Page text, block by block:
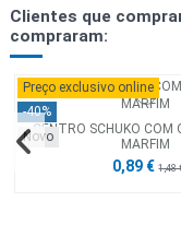
Clientes que
compraram:
Preço exclusivo online
-40%
Novo
CENTRO SCHUKO COM
MARFIM
0,89 €1,48